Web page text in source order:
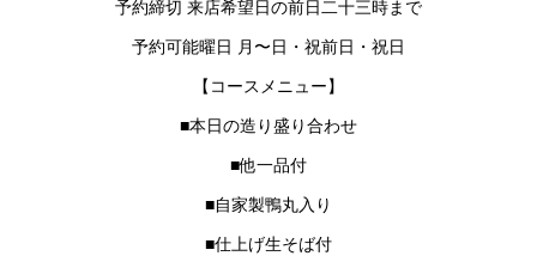
予約締切 来店希望日の前日二十三時まで
予約可能曜日 月〜日・祝前日・祝日
【コースメニュー】
■本日の造り盛り合わせ
■他一品付
■自家製鴨丸入り
■仕上げ生そば付